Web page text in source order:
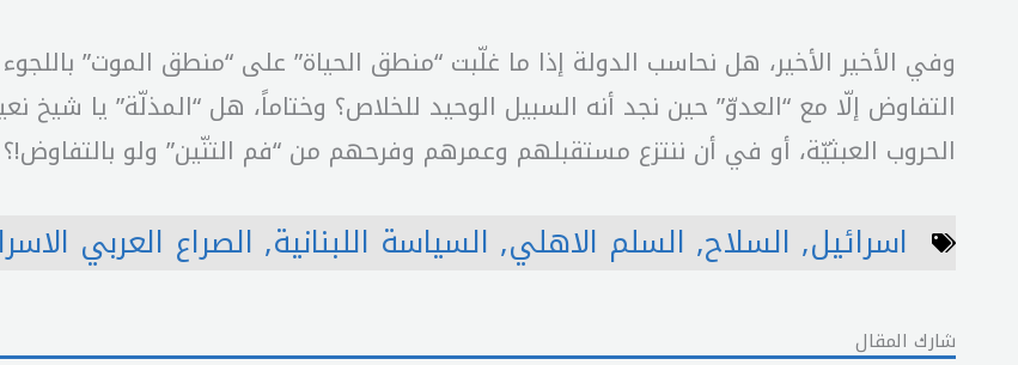
وفي الأخير الأخير، هل نحاسب الدولة إذا ما غلّبت “منطق الحياة” على “منطق الموت”
التفاوض إلّا مع “العدوّ” حين نجد أنه السبيل الوحيد للخلاص؟ وختاماً، هل “المذلّة” يا
الحروب العبثيّة، أو في أن ننتزع مستقبلهم وعمرهم وفرحهم من “فم التنّين” ولو بالتفاوض!؟
اسرائيل, السلاح, السلم الاهلي, السياسة اللبنانية, الصراع العربي
شارك المقال